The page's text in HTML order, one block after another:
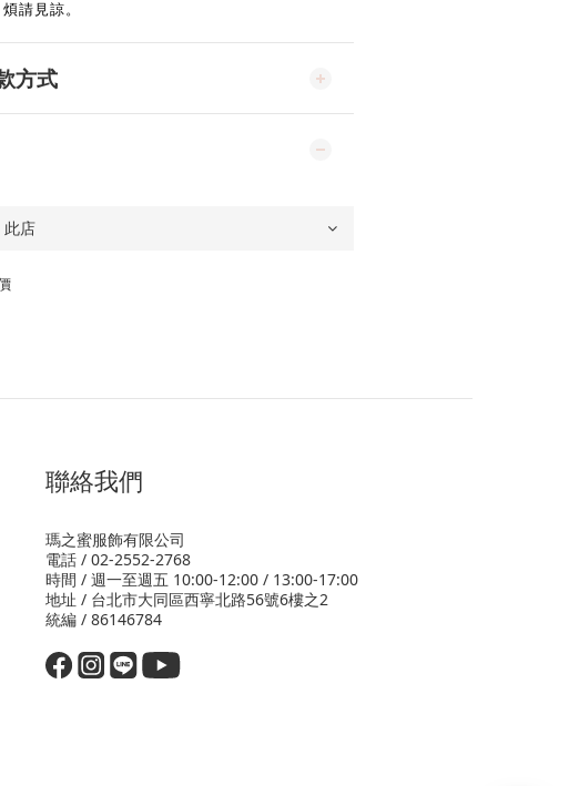
請見諒。
方式
聯絡我們
瑪之蜜服飾有限公司
電話 / 02-2552-2768
時間 / 週一至週五 10:00-12:00 / 13:00-17:00
地址 / 台北市大同區西寧北路56號6樓之2
統編 / 86146784